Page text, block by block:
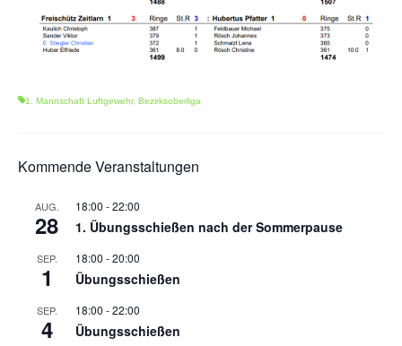
Mitglied werden
Sektion Am Wenzenbach
1. Mannschaft Luftgewehr, Bezirksoberliga
Kommende Veranstaltungen
AUG.
28
18:00 -22:00
1. Übungsschießen nach der Sommerpause
SEP.
1
18:00 -20:00
Übungsschießen
SEP.
4
18:00 -22:00
Übungsschießen